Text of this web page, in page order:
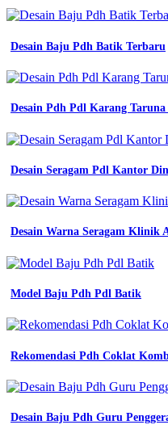
Desain Baju Pdh Batik Terbaru
Desain Pdh Pdl Karang
Desain Seragam Pdl Kantor
Desain Warna Seragam Klinik
Model Baju Pdh Pdl Batik
Rekomendasi Pdh Coklat
Desain Baju Pdh Guru